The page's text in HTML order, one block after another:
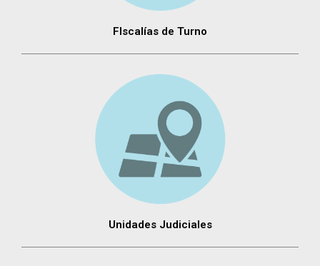
FIscalías de Turno
Unidades Judiciales